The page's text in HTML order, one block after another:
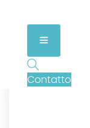
Contatto